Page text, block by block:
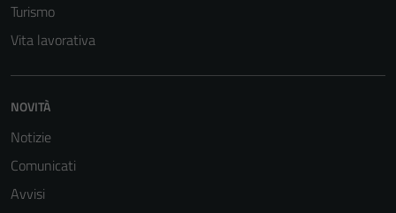
Turismo
Vita lavorativa
NOVITÀ
Notizie
Comunicati
Avvisi